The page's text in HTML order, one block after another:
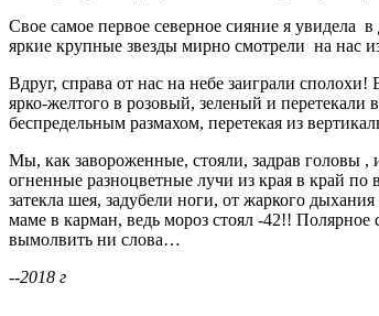
Свое самое первое северное сияние я
яркие крупные звезды мирно смотрели на нас
Вдруг, справа от нас на небе заиграли
ярко-желтого в розовый, зеленый и
беспредельным размахом, перетекая из
Мы, как завороженные, стояли, задрав головы ,
огненные разноцветные лучи из края в край
затекла шея, задубели ноги, от жаркого
маме в карман, ведь мороз стоял -42!!
вымолвить ни слова…
--2018 г